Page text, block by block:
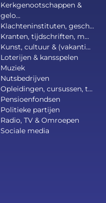
Kerkgenootschappen &
gelo...
Klachteninstituten, gesch...
Kranten, tijdschriften, m...
Kunst, cultuur & (vakanti...
Loterijen & kansspelen
Muziek
Nutsbedrijven
Opleidingen, cursussen, t...
Pensioenfondsen
Politieke partijen
Radio, TV & Omroepen
Sociale media